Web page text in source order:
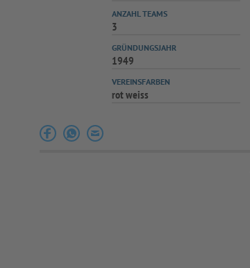
ANZAHL TEAMS
3
GRÜNDUNGSJAHR
1949
VEREINSFARBEN
rot weiss